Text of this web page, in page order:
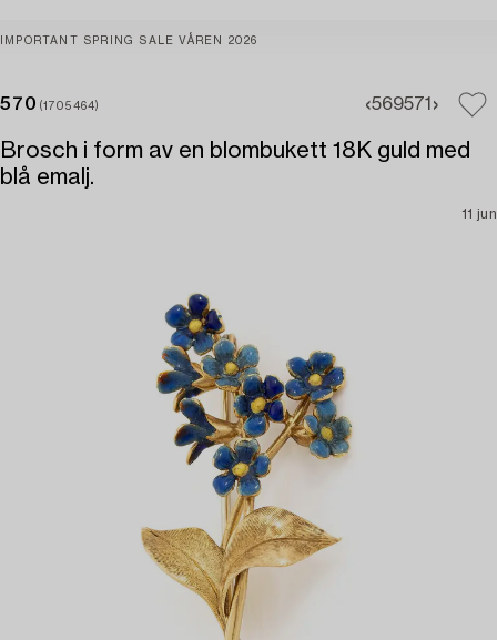
IMPORTANT SPRING SALE VÅREN 2026
570 (1705464) 569571
Brosch i form av en blombukett 18K guld med
blå emalj.
11 jun